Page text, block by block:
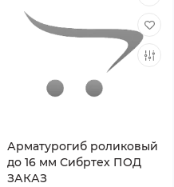
Арматурогиб роликовый
до 16 мм Сибртех ПОД
ЗАКАЗ